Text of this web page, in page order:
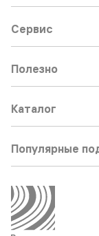
Сервис
Полезно
Каталог
Популярные